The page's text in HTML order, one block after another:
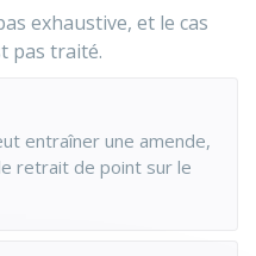
exhaustive, et le cas
pas traité.
entraîner une amende,
retrait de point sur le